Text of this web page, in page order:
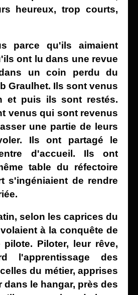
heureux, trop courts,
parce qu'ils aimaient
ont lu dans une revue
un coin perdu du
Graulhet. Ils sont venus
et puis ils sont restés.
venus qui sont revenus
une partie de leurs
Ils ont partagé le
d'accueil. Ils
ont
table du réfectoire
s'ingéniaient de rendre
selon les caprices du
à la conquête de
pilote. Piloter, leur rêve,
l'apprentissage des
du métier, apprises
dans le hangar, près des